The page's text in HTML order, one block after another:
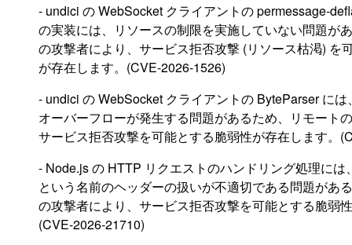
- undici の WebSocket クライアントの permessage-
の実装には、リソースの制限を実施していない問題が
の攻撃者により、サービス拒否攻撃 (リソース枯渇) を
が存在します。(CVE-2026-1526)
- undici の WebSocket クライアントの ByteParser に
オーバーフローが発生する問題があるため、リモート
サービス拒否攻撃を可能とする脆弱性が存在します。
- Node.js の HTTP リクエストのハンドリング処理には
という名前のヘッダーの扱いが不適切である問題があ
の攻撃者により、サービス拒否攻撃を可能とする脆弱
(CVE-2026-21710)